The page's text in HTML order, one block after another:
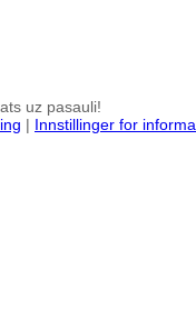
uz pasauli!
| Innstillinger for